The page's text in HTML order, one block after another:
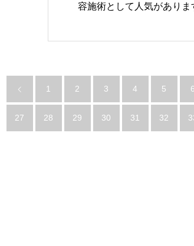
容施術として人気がありま
1 2 3 4 5 6
27 28 29 30 31 32